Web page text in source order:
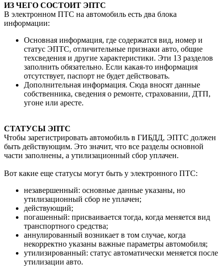
ИЗ ЧЕГО СОСТОИТ ЭПТС
В электронном ПТС на автомобиль есть два блока
информации:
Основная информация, где содержатся вид, номер и
статус ЭПТС, отличительные признаки авто, общие
техсведения и другие характеристики. Эти 13 разделов
заполнить обязательно. Если какая-то информация
отсутствует, паспорт не будет действовать.
Дополнительная информация. Сюда вносят данные
собственника, сведения о ремонте, страховании, ДТП,
угоне или аресте.
СТАТУСЫ ЭПТС
Чтобы зарегистрировать автомобиль в ГИБДД, ЭПТС должен
быть действующим. Это значит, что все разделы основной
части заполнены, а утилизационный сбор уплачен.
Вот какие еще статусы могут быть у электронного ПТС:
незавершенный: основные данные указаны, но
утилизационный сбор не уплачен;
действующий;
погашенный: присваивается тогда, когда меняется вид
транспортного средства;
аннулированный возникает в том случае, когда
некорректно указаны важные параметры автомобиля;
утилизированный: статус автоматически меняется после
утилизации авто.